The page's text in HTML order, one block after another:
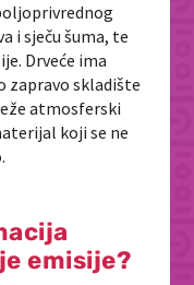
i sječu šuma, te
Drveće ima
zapravo skladište
atmosferski
koji se ne
emisije?